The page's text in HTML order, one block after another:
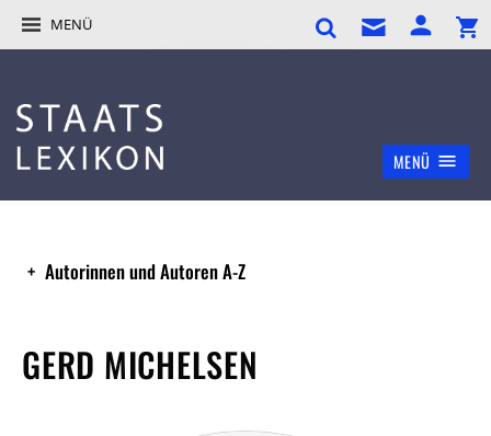
MENÜ
MENÜ
Autorinnen und Autoren A-Z
GERD MICHELSEN